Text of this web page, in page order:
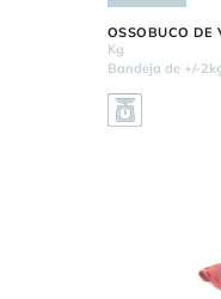
OSSOBUCO DE
Kg
Bandeja de +/-